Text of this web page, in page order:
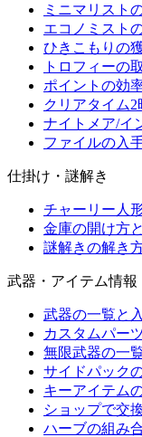
ミニマリスト
エコノミスト
ひきこもりの
トロフィーの
ポイントの効
クリアタイム
ナイトメア/イ
ファイルの入
仕掛け・謎解き
チャーリー人
金庫の開け方
謎解きの解き
武器・アイテム情報
武器の一覧と
カスタムパー
無限武器の一
サイドパック
キーアイテム
ショップで交
ハーブの組み